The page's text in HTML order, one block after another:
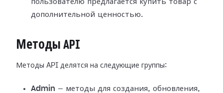
пользователю предлагается купить товар с
дополнительной ценностью.
Методы API
Методы API делятся на следующие группы:
Admin — методы для создания, обновления,